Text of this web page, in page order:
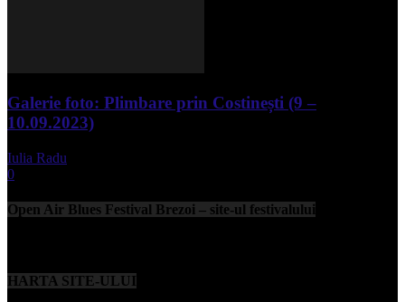
Galerie foto: Plimbare prin Costinești (9 –
10.09.2023)
Iulia Radu
0
Open Air Blues Festival Brezoi – site-ul festivalului
HARTA SITE-ULUI